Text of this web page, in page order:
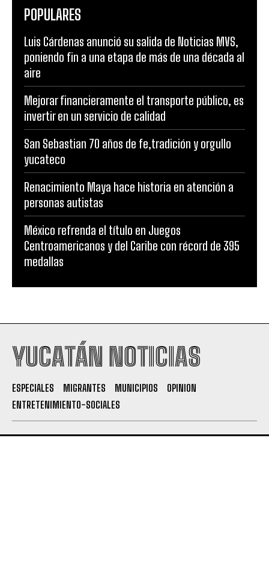
POPULARES
Luis Cárdenas anunció su salida de Noticias MVS,
poniendo fin a una etapa de más de una década al
aire
Mejorar financieramente el transporte público, es
invertir en un servicio de calidad
San Sebastian 70 años de fe,tradición y orgullo
yucateco
Renacimiento Maya hace historia en atención a
personas autistas
México refrenda el título en Juegos
Centroamericanos y del Caribe con récord de 395
medallas
YUCATÁN NOTICIAS
ESPECIALES MIGRANTES MUNICIPIOS
OPINION
ENTRETENIMIENTO-SOCIALES